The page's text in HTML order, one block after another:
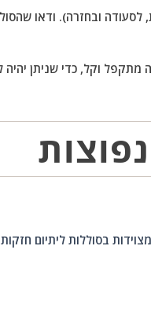
לסעודה ובחזרה). ודאו
וקל, כדי שניתן יהיה
בסוללות ליתיום